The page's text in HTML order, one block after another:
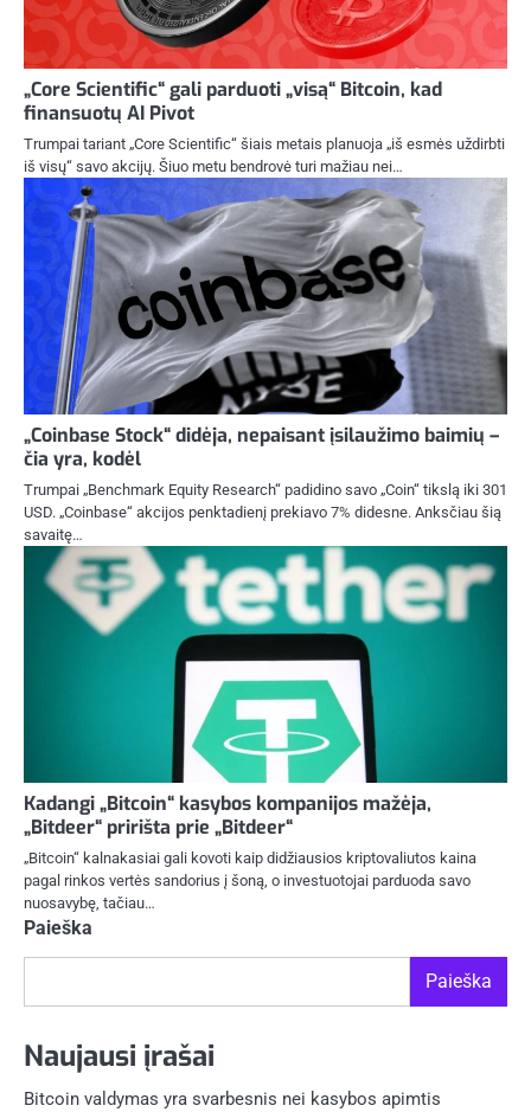
„Core Scientific“ gali parduoti „visą“ Bitcoin, kad
finansuotų AI Pivot
Trumpai tariant „Core Scientific“ šiais metais planuoja „iš esmės uždirbti
iš visų“ savo akcijų. Šiuo metu bendrovė turi mažiau nei…
„Coinbase Stock“ didėja, nepaisant įsilaužimo baimių –
čia yra, kodėl
Trumpai „Benchmark Equity Research“ padidino savo „Coin“ tikslą iki 301
USD. „Coinbase“ akcijos penktadienį prekiavo 7% didesne. Anksčiau šią
savaitę…
Kadangi „Bitcoin“ kasybos kompanijos mažėja,
„Bitdeer“ pririšta prie „Bitdeer“
„Bitcoin“ kalnakasiai gali kovoti kaip didžiausios kriptovaliutos kaina
pagal rinkos vertės sandorius į šoną, o investuotojai parduoda savo
nuosavybę, tačiau…
Paieška
Paieška
Naujausi įrašai
Bitcoin valdymas yra svarbesnis nei kasybos apimtis